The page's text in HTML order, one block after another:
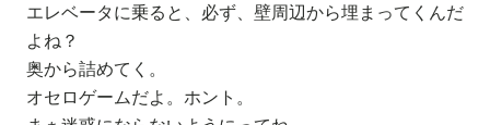
エレベータに乗ると、必ず、壁周辺から埋まってくんだ
よね？
奥から詰めてく。
オセロゲームだよ。ホント。